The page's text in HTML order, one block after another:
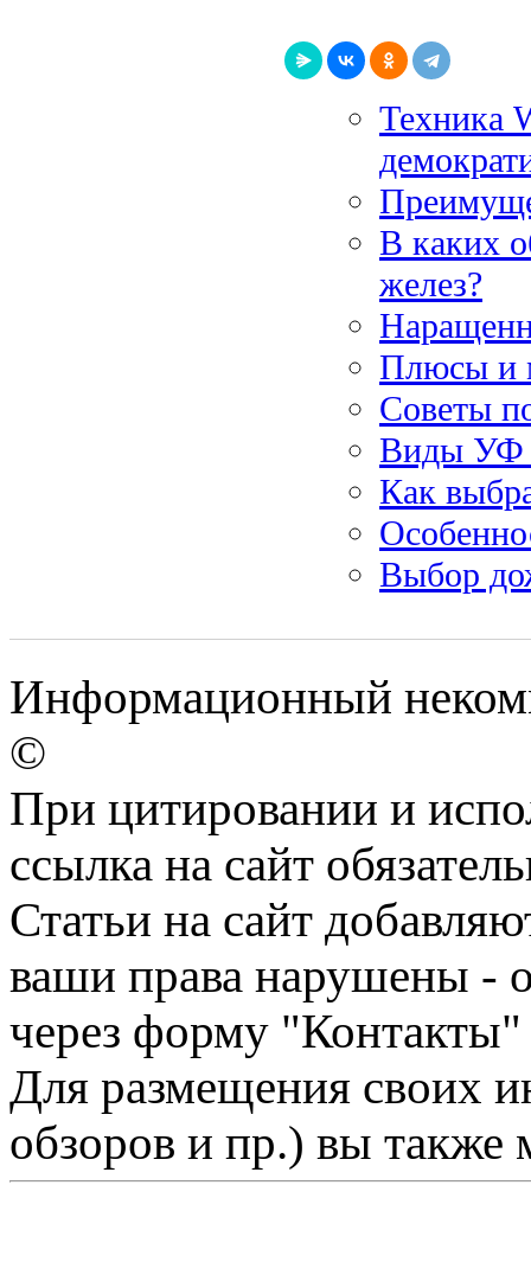
Техника
В каких
желез?
Плюсы и
Советы
Виды УФ
Как
Выбор
Информационный
©
При цитировании и
ссылка на сайт
Статьи на сайт
ваши права нарушены -
через форму "Контакты"
Для размещения своих
обзоров и пр.) вы также